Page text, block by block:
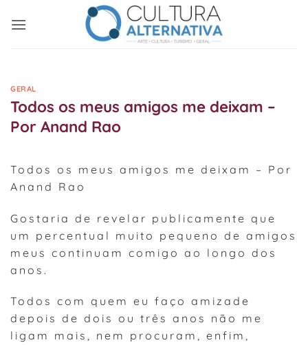
GERAL
Todos os meus amigos me deixam –
Por Anand Rao
Todos os meus amigos me deixam – Por
Anand Rao
Gostaria de revelar publicamente que
um percentual muito pequeno de amigos
meus continuam comigo ao longo dos
anos.
Todos com quem eu faço amizade
depois de dois ou três anos não me
ligam mais, nem procuram, enfim,